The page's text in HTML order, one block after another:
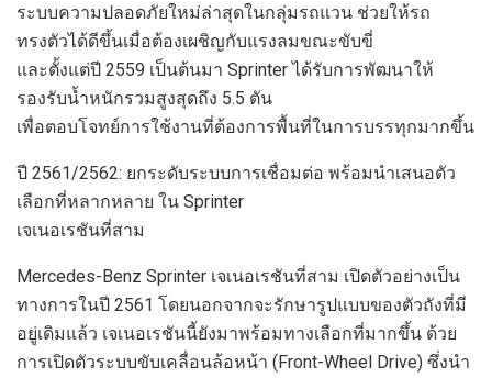
ระบบความปลอดภัยใหม่ล่าสุดในกลุ่มรถแวน ช่วยให้รถ
ทรงตัวได้ดีขึ้นเมื่อต้องเผชิญกับแรงลมขณะขับขี่
และตั้งแต่ปี 2559 เป็นต้นมา Sprinterได้รับการพัฒนาให้
รองรับน้ำหนักรวมสูงสุดถึง 5.5 ตัน
เพื่อตอบโจทย์การใช้งานที่ต้องการพื้นที่ในการบรรทุกมากขึ้น
ปี 2561/2562: ยกระดับระบบการเชื่อมต่อ พร้อมนำเสนอตัว
เลือกที่หลากหลาย ใน Sprinter
เจเนอเรชันที่สาม
Mercedes-Benz Sprinter เจเนอเรชันที่สาม เปิดตัวอย่างเป็น
ทางการในปี 2561 โดยนอกจากจะรักษารูปแบบของตัวถังที่มี
อยู่เดิมแล้ว เจเนอเรชันนี้ยังมาพร้อมทางเลือกที่มากขึ้น ด้วย
การเปิดตัวระบบขับเคลื่อนล้อหน้า (Front-Wheel Drive) ซึ่งนำ